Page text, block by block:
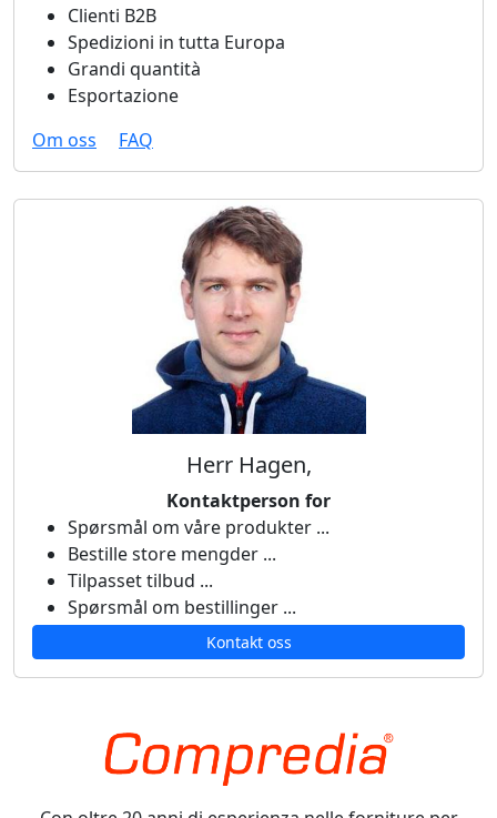
Clienti B2B
Spedizioni in tutta Europa
Grandi quantità
Esportazione
Om oss
FAQ
Herr Hagen,
Kontaktperson for
Spørsmål om våre produkter ...
Bestille store mengder ...
Tilpasset tilbud ...
Spørsmål om bestillinger ...
Kontakt oss